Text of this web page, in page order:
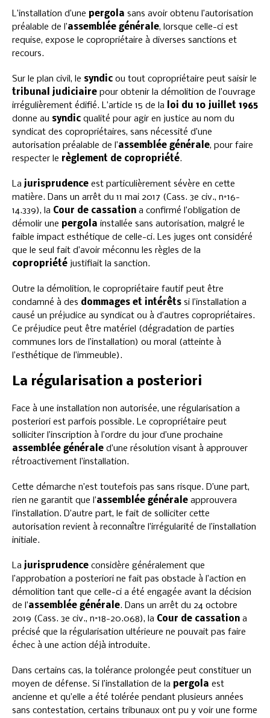
L’installation d’une pergola sans avoir obtenu l’autorisation
préalable de l’assemblée générale, lorsque celle-ci est
requise, expose le copropriétaire à diverses sanctions et
recours.
Sur le plan civil, le syndic ou tout copropriétaire peut saisir le
tribunal judiciaire pour obtenir la démolition de l’ouvrage
irrégulièrement édifié. L’article 15 de la
loi du 10 juillet 1965
donne au syndic qualité pour agir en justice au nom du
syndicat des copropriétaires, sans nécessité d’une
autorisation préalable de l’assemblée générale, pour faire
respecter le règlement de copropriété.
La jurisprudence est particulièrement sévère en cette
matière. Dans un arrêt du 11 mai 2017 (Cass. 3e civ., n°16-
14.339), la Cour de cassation a confirmé l’obligation de
démolir une pergola installée sans autorisation, malgré le
faible impact esthétique de celle-ci. Les juges ont considéré
que le seul fait d’avoir méconnu les règles de la
copropriété justifiait la sanction.
Outre la démolition, le copropriétaire fautif peut être
condamné à des dommages et intérêts si l’installation a
causé un préjudice au syndicat ou à d’autres copropriétaires.
Ce préjudice peut être matériel (dégradation de parties
communes lors de l’installation) ou moral (atteinte à
l’esthétique de l’immeuble).
La régularisation a posteriori
Face à une installation non autorisée, une régularisation a
posteriori est parfois possible. Le copropriétaire peut
solliciter l’inscription à l’ordre du jour d’une prochaine
assemblée générale d’une résolution visant à approuver
rétroactivement l’installation.
Cette démarche n’est toutefois pas sans risque. D’une part,
rien ne garantit que l’assemblée générale approuvera
l’installation. D’autre part, le fait de solliciter cette
autorisation revient à reconnaître l’irrégularité de l’installation
initiale.
La jurisprudence considère généralement que
l’approbation a posteriori ne fait pas obstacle à l’action en
démolition tant que celle-ci a été engagée avant la décision
de l’assemblée générale. Dans un arrêt du 24 octobre
2019 (Cass. 3e civ., n°18-20.068), la Cour de cassation a
précisé que la régularisation ultérieure ne pouvait pas faire
échec à une action déjà introduite.
Dans certains cas, la tolérance prolongée peut constituer un
moyen de défense. Si l’installation de la pergola est
ancienne et qu’elle a été tolérée pendant plusieurs années
sans contestation, certains tribunaux ont pu y voir une forme